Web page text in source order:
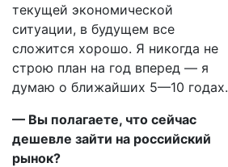
текущей экономической
ситуации, в будущем все
сложится хорошо. Я никогда не
строю план на год вперед — я
думаю о ближайших 5—10 годах.
— Вы полагаете, что сейчас
дешевле зайти на российский
рынок?